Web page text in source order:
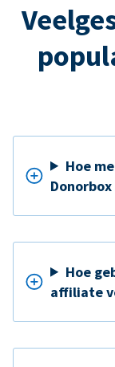
Hoe
Hoe
affiliate